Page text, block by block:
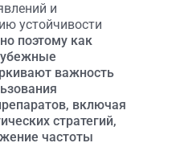
и
устойчивости
поэтому как
важность
включая
стратегий,
частоты